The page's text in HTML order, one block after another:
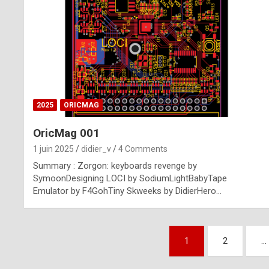
2025 ORICMAG
OricMag 001
1 juin 2025 didier_v 4 Comments
Summary : Zorgon: keyboards revenge by
SymoonDesigning LOCI by SodiumLightBabyTape
Emulator by F4GohTiny Skweeks by DidierHero…
1 2 …